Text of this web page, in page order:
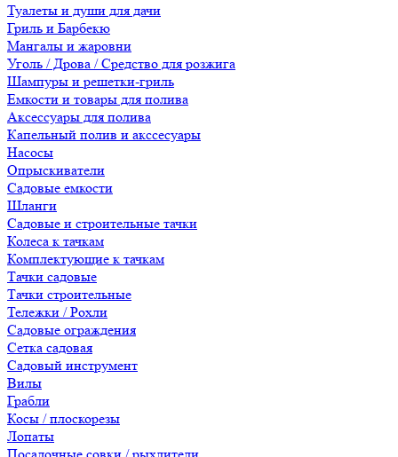
Туалеты и души для дачи
Гриль и Барбекю
Мангалы и жаровни
Уголь / Дрова / Средство для розжига
Шампуры и решетки-гриль
Емкости и товары для полива
Аксессуары для полива
Капельный полив и акссесуары
Насосы
Опрыскиватели
Садовые емкости
Шланги
Садовые и строительные тачки
Колеса к тачкам
Комплектующие к тачкам
Тачки садовые
Тачки строительные
Тележки / Рохли
Садовые ограждения
Сетка садовая
Садовый инструмент
Вилы
Грабли
Косы / плоскорезы
Лопаты